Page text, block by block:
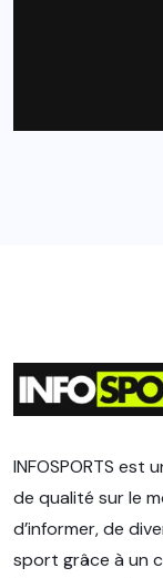
INFOSPORTS est
de qualité sur le
d’informer, de
sport grâce à un